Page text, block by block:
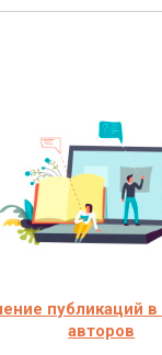
публикаций в
авторов